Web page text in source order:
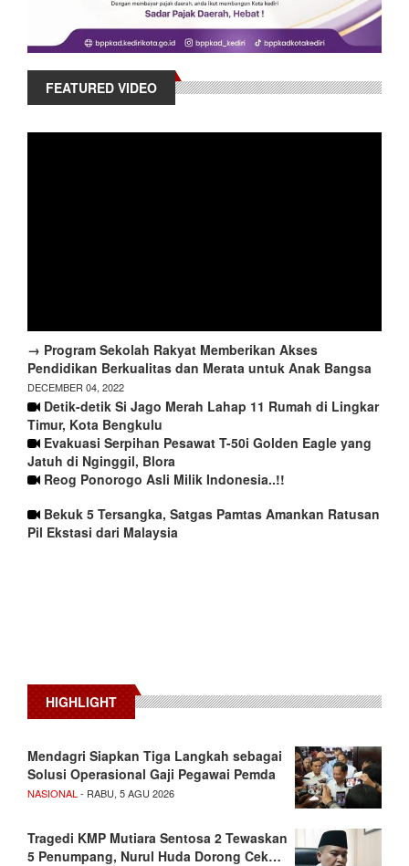
FEATURED VIDEO
→ Program Sekolah Rakyat Memberikan Akses
Pendidikan Berkualitas dan Merata untuk Anak Bangsa
DECEMBER 04, 2022
Detik-detik Si Jago Merah Lahap 11 Rumah di Lingkar
Timur, Kota Bengkulu
Evakuasi Serpihan Pesawat T-50i Golden Eagle yang
Jatuh di Nginggil, Blora
Reog Ponorogo Asli Milik Indonesia..!!
Bekuk 5 Tersangka, Satgas Pamtas Amankan Ratusan
Pil Ekstasi dari Malaysia
HIGHLIGHT
Mendagri Siapkan Tiga Langkah sebagai
Solusi Operasional Gaji Pegawai Pemda
NASIONAL - RABU, 5 AGU 2026
Tragedi KMP Mutiara Sentosa 2 Tewaskan
5 Penumpang, Nurul Huda Dorong Cek…